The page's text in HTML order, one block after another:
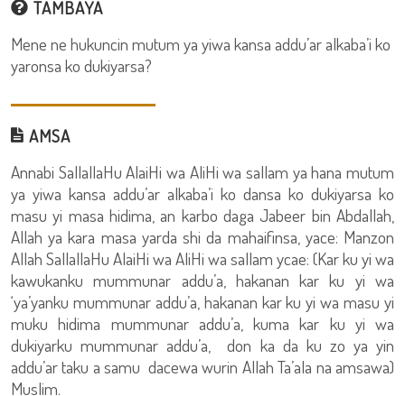
TAMBAYA
Mene ne hukuncin mutum ya yiwa kansa addu’ar alkaba’i ko
yaronsa ko dukiyarsa?
AMSA
Annabi SallallaHu AlaiHi wa AliHi wa sallam ya hana mutum
ya yiwa kansa addu’ar alkaba’i ko dansa ko dukiyarsa ko
masu yi masa hidima, an karbo daga Jabeer bin Abdallah,
Allah ya kara masa yarda shi da mahaifinsa, yace: Manzon
Allah SallallaHu AlaiHi wa AliHi wa sallam ycae: (Kar ku yi wa
kawukanku mummunar addu’a, hakanan kar ku yi wa
‘ya’yanku mummunar addu’a, hakanan kar ku yi wa masu yi
muku hidima mummunar addu’a, kuma kar ku yi wa
dukiyarku mummunar addu’a, don ka da ku zo ya yin
addu’ar taku a samu dacewa wurin Allah Ta’ala na amsawa)
Muslim.